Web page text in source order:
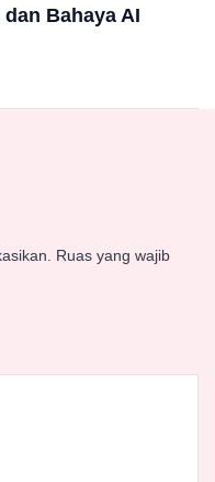
Bahaya AI
Ruas yang wajib